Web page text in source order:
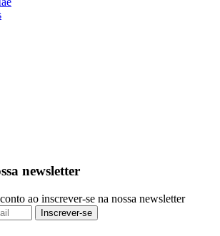
newsletter
ao inscrever-se na nossa newsletter
Inscrever-se